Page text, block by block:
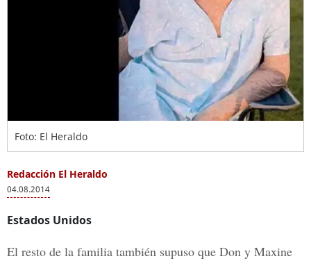
Foto: El Heraldo
Redacción El Heraldo
04.08.2014
Estados Unidos
El resto de la familia también supuso que Don y Maxine